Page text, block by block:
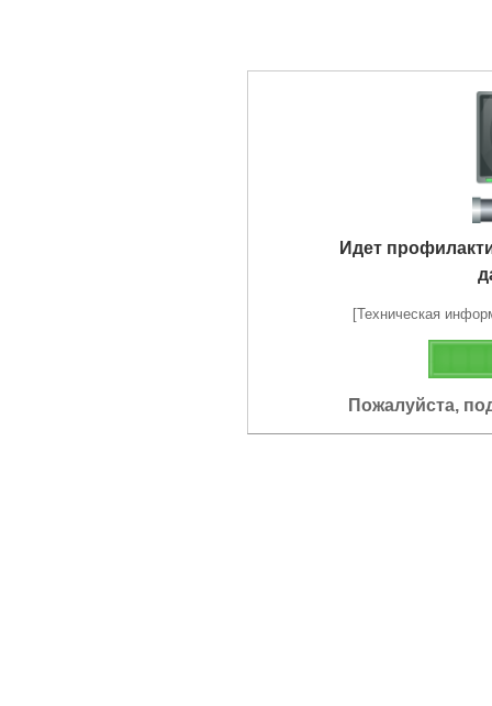
Идет
[Техническая
Пожалуйста,